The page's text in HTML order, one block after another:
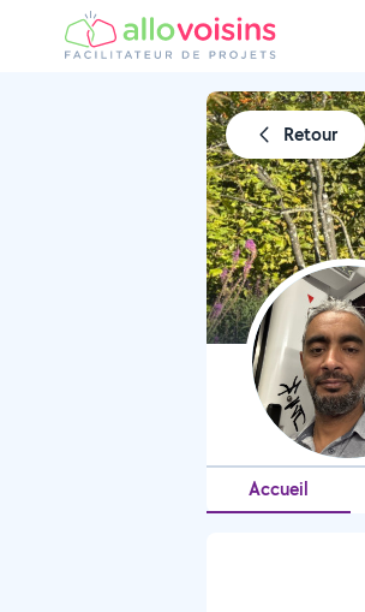
Retour
Accueil